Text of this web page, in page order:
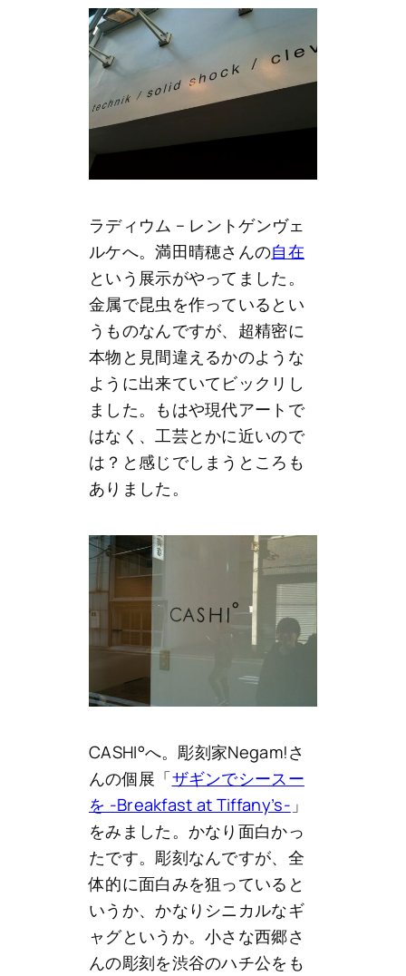
ラディウム – レントゲンヴェ
ルケへ。満田晴穂さんの自在
という展示がやってました。
金属で昆虫を作っているとい
うものなんですが、超精密に
本物と見間違えるかのような
ように出来ていてビックリし
ました。もはや現代アートで
はなく、工芸とかに近いので
は？と感じでしまうところも
ありました。
CASHI°へ。彫刻家Negam!さ
んの個展「ザギンでシースー
を -Breakfast at Tiffany’s- 」
をみました。かなり面白かっ
たです。彫刻なんですが、全
体的に面白みを狙っていると
いうか、かなりシニカルなギ
ャグというか。小さな西郷さ
んの彫刻を渋谷のハチ公をも